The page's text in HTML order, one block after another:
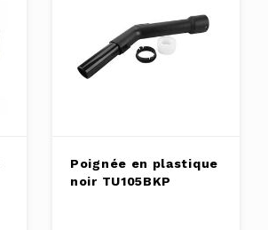
Poignée en plastique
noir TU105BKP